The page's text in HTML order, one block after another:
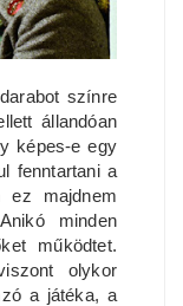
színre
állandóan
képes-e egy
fenntartani a
ez majdnem
minden
működtet.
olykor
a játéka, a